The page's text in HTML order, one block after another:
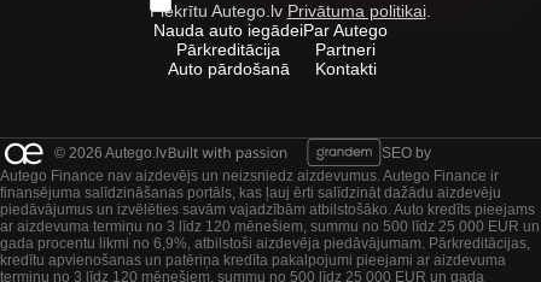
Piekrītu Autego.lv Privātuma politikai.
Nauda auto iegādei
Pārkreditācija
Auto pārdošanā
Par Autego
Partneri
Kontakti
© 2026 Autego.lv
SEO by
Autego Finance nav aizdevējs un neizsniedz aizdevumus. Autego Finance ir
finansējuma salīdzināšanas portāls, kas ļauj ērti salīdzināt dažādu aizdevēju
piedāvājumus un izvēlēties savām vajadzībām atbilstošāko. Auto kredīts pieejams
ar aizdevuma termiņu no 3 līdz 120 mēnešiem, summu no 500 līdz 25 000 EUR un
gada procentu likmi no 6,9%, atbilstoši aizdevēja piedāvājumam. Pārkreditācijas,
kredītu apvienošanas un patēriņa kredīta pakalpojumi pieejami ar aizdevuma
termiņu no 3 līdz 120 mēnešiem, summu no 500 līdz 25 000 EUR un gada